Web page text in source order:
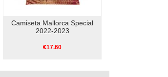
Camiseta Mallorca Special
2022-2023
€17.60